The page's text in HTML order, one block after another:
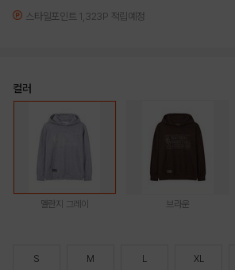
스타일포인트 1,323P 적립예정
컬러
멜란지 그레이 브라운
S M L XL